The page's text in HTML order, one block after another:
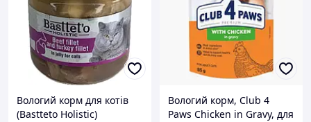
Вологий корм для котів
(Bastteto Holistic)
Вологий корм, Club 4
Paws Chicken in Gravy, для